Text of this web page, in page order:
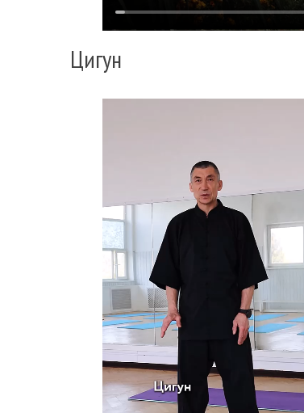
Цигун